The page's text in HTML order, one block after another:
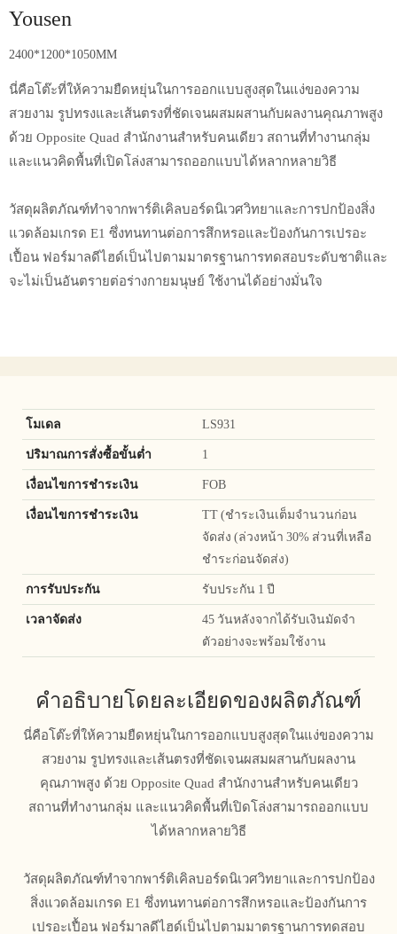
Yousen
2400*1200*1050MM
นี่คือโต๊ะที่ให้ความยืดหยุ่นในการออกแบบสูงสุดในแง่ของความ
สวยงาม รูปทรงและเส้นตรงที่ชัดเจนผสมผสานกับผลงานคุณภาพสูง
ด้วย Opposite Quad สำนักงานสำหรับคนเดียว สถานที่ทำงานกลุ่ม
และแนวคิดพื้นที่เปิดโล่งสามารถออกแบบได้หลากหลายวิธี
วัสดุผลิตภัณฑ์ทำจากพาร์ติเคิลบอร์ดนิเวศวิทยาและการปกป้องสิ่ง
แวดล้อมเกรด E1 ซึ่งทนทานต่อการสึกหรอและป้องกันการเปรอะ
เปื้อน ฟอร์มาลดีไฮด์เป็นไปตามมาตรฐานการทดสอบระดับชาติและ
จะไม่เป็นอันตรายต่อร่างกายมนุษย์ ใช้งานได้อย่างมั่นใจ
โมเดล LS931
ปริมาณการสั่งซื้อขั้นต่ำ 1
เงื่อนไขการชำระเงิน FOB
เงื่อนไขการชำระเงิน
TT (ชำระเงินเต็มจำนวนก่อน
จัดส่ง (ล่วงหน้า 30% ส่วนที่เหลือ
ชำระก่อนจัดส่ง)
การรับประกัน รับประกัน 1 ปี
เวลาจัดส่ง
45 วันหลังจากได้รับเงินมัดจำ
ตัวอย่างจะพร้อมใช้งาน
คำอธิบายโดยละเอียดของผลิตภัณฑ์
นี่คือโต๊ะที่ให้ความยืดหยุ่นในการออกแบบสูงสุดในแง่ของความ
สวยงาม รูปทรงและเส้นตรงที่ชัดเจนผสมผสานกับผลงาน
คุณภาพสูง ด้วย Opposite Quad สำนักงานสำหรับคนเดียว
สถานที่ทำงานกลุ่ม และแนวคิดพื้นที่เปิดโล่งสามารถออกแบบ
ได้หลากหลายวิธี
วัสดุผลิตภัณฑ์ทำจากพาร์ติเคิลบอร์ดนิเวศวิทยาและการปกป้อง
สิ่งแวดล้อมเกรด E1 ซึ่งทนทานต่อการสึกหรอและป้องกันการ
เปรอะเปื้อน ฟอร์มาลดีไฮด์เป็นไปตามมาตรฐานการทดสอบ